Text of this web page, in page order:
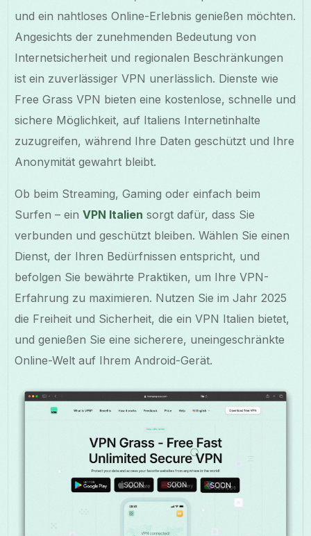
und ein nahtloses Online-Erlebnis genießen möchten.
Angesichts der zunehmenden Bedeutung von
Internetsicherheit und regionalen Beschränkungen
ist ein zuverlässiger VPN unerlässlich. Dienste wie
Free Grass VPN bieten eine kostenlose, schnelle und
sichere Möglichkeit, auf Italiens Internetinhalte
zuzugreifen, während Ihre Daten geschützt und Ihre
Anonymität gewahrt bleibt.
Ob beim Streaming, Gaming oder einfach beim
Surfen – einVPN Italien sorgt dafür, dass Sie
verbunden und geschützt bleiben. Wählen Sie einen
Dienst, der Ihren Bedürfnissen entspricht, und
befolgen Sie bewährte Praktiken, um Ihre VPN-
Erfahrung zu maximieren. Nutzen Sie im Jahr 2025
die Freiheit und Sicherheit, die ein VPN Italien bietet,
und genießen Sie eine sicherere, uneingeschränkte
Online-Welt auf Ihrem Android-Gerät.